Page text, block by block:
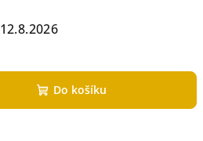
12.8.2026
Do košíku